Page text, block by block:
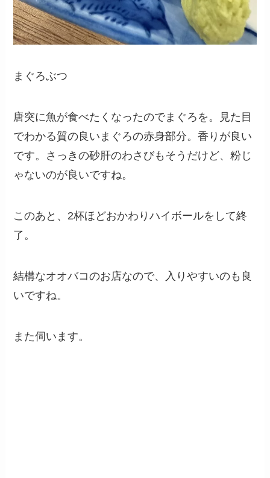
まぐろぶつ
唐突に魚が食べたくなったのでまぐろを。見た目
でわかる質の良いまぐろの赤身部分。香りが良い
です。さっきの砂肝のわさびもそうだけど、粉じ
ゃないのが良いですね。
このあと、2杯ほどおかわりハイボールをして終
了。
結構なオオバコのお店なので、入りやすいのも良
いですね。
また伺います。